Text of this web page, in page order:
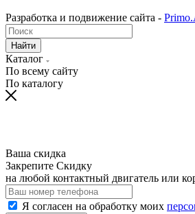
Разработка и подвижение сайта -
Найти
Каталог
По всему сайту
По каталогу
Ваша скидка
Закрепите Скидку
на любой контактный двигатель или
Я согласен на обработку моих